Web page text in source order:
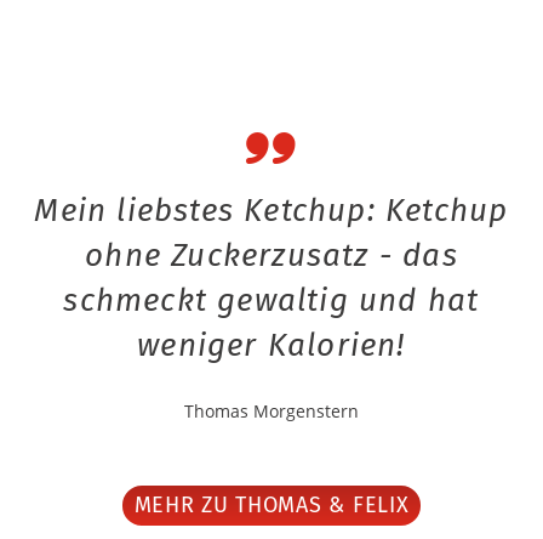
Mein liebstes Ketchup: Ketchup
ohne Zuckerzusatz - das
schmeckt gewaltig und hat
weniger Kalorien!
Thomas Morgenstern
MEHR ZU THOMAS & FELIX